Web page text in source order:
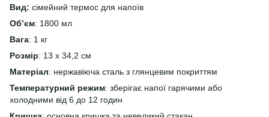
Вид: сімейний термос для напоїв
Об’єм: 1800 мл
Вага: 1 кг
Розмір: 13 х 34,2 см
Матеріал: нержавіюча сталь з глянцевим покриттям
Температурний режим: зберігає напої гарячими або
холодними від 6 до 12 годин